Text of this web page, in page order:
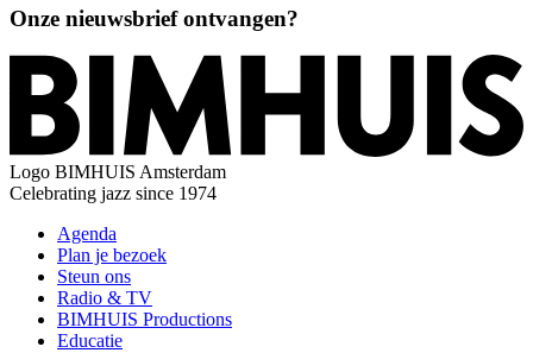
Onze nieuwsbrief ontvangen?
Logo BIMHUIS Amsterdam
Celebrating jazz since 1974
Agenda
Plan je bezoek
Steun ons
Radio & TV
BIMHUIS Productions
Educatie